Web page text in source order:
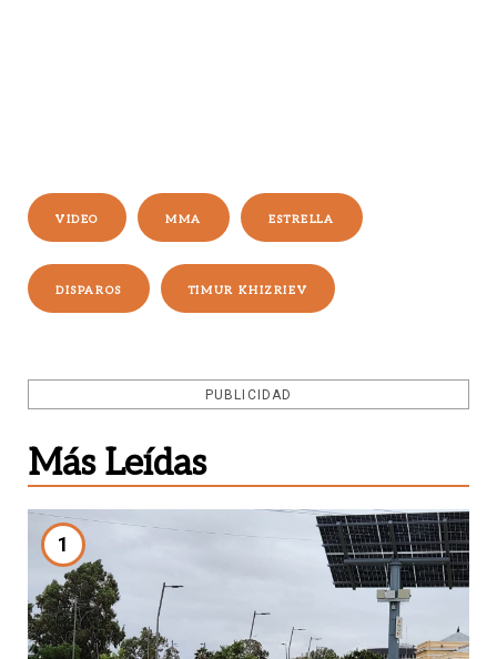
VIDEO MMA ESTRELLA
DISPAROS TIMUR KHIZRIEV
PUBLICIDAD
Más Leídas
1